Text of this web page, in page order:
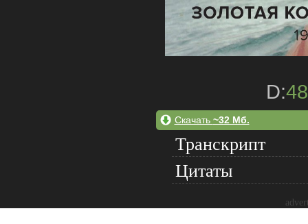
D:
Скачать ~32 Мб.
Транскрипт
Цитаты